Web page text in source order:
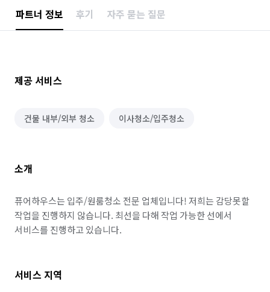
파트너 정보 후기 자주 묻는 질문
제공 서비스
건물 내부/외부 청소 이사청소/입주청소
소개
퓨어하우스는 입주/원룸청소 전문 업체입니다! 저희는 감당못할
작업을 진행하지 않습니다. 최선을 다해 작업 가능한 선에서
서비스를 진행하고 있습니다.
서비스 지역